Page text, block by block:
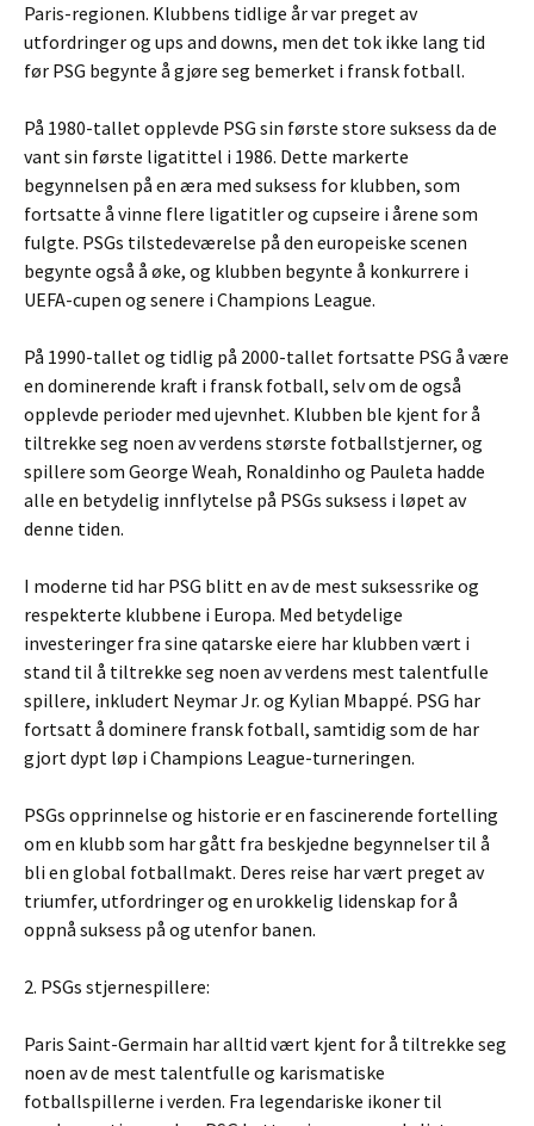
Paris-regionen. Klubbens tidlige år var preget av
utfordringer og ups and downs, men det tok ikke lang tid
før PSG begynte å gjøre seg bemerket i fransk fotball.
På 1980-tallet opplevde PSG sin første store suksess da de
vant sin første ligatittel i 1986. Dette markerte
begynnelsen på en æra med suksess for klubben, som
fortsatte å vinne flere ligatitler og cupseire i årene som
fulgte. PSGs tilstedeværelse på den europeiske scenen
begynte også å øke, og klubben begynte å konkurrere i
UEFA-cupen og senere i Champions League.
På 1990-tallet og tidlig på 2000-tallet fortsatte PSG å være
en dominerende kraft i fransk fotball, selv om de også
opplevde perioder med ujevnhet. Klubben ble kjent for å
tiltrekke seg noen av verdens største fotballstjerner, og
spillere som George Weah, Ronaldinho og Pauleta hadde
alle en betydelig innflytelse på PSGs suksess i løpet av
denne tiden.
I moderne tid har PSG blitt en av de mest suksessrike og
respekterte klubbene i Europa. Med betydelige
investeringer fra sine qatarske eiere har klubben vært i
stand til å tiltrekke seg noen av verdens mest talentfulle
spillere, inkludert Neymar Jr. og Kylian Mbappé. PSG har
fortsatt å dominere fransk fotball, samtidig som de har
gjort dypt løp i Champions League-turneringen.
PSGs opprinnelse og historie er en fascinerende fortelling
om en klubb som har gått fra beskjedne begynnelser til å
bli en global fotballmakt. Deres reise har vært preget av
triumfer, utfordringer og en urokkelig lidenskap for å
oppnå suksess på og utenfor banen.
2. PSGs stjernespillere:
Paris Saint-Germain har alltid vært kjent for å tiltrekke seg
noen av de mest talentfulle og karismatiske
fotballspillerne i verden. Fra legendariske ikoner til